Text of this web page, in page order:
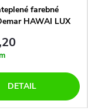
farebné
HAWAI LUX
DETAIL